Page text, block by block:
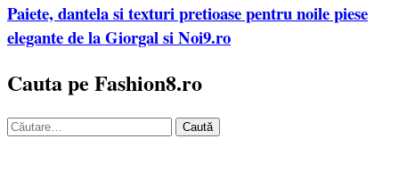
Paiete, dantela si texturi pretioase pentru noile piese
elegante de la Giorgal si Noi9.ro
Cauta pe Fashion8.ro
Caută